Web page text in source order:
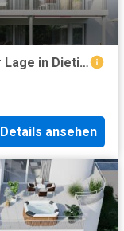
Wohnen mit Weitblick an attraktiver Lage in Dietikon
Details ansehen